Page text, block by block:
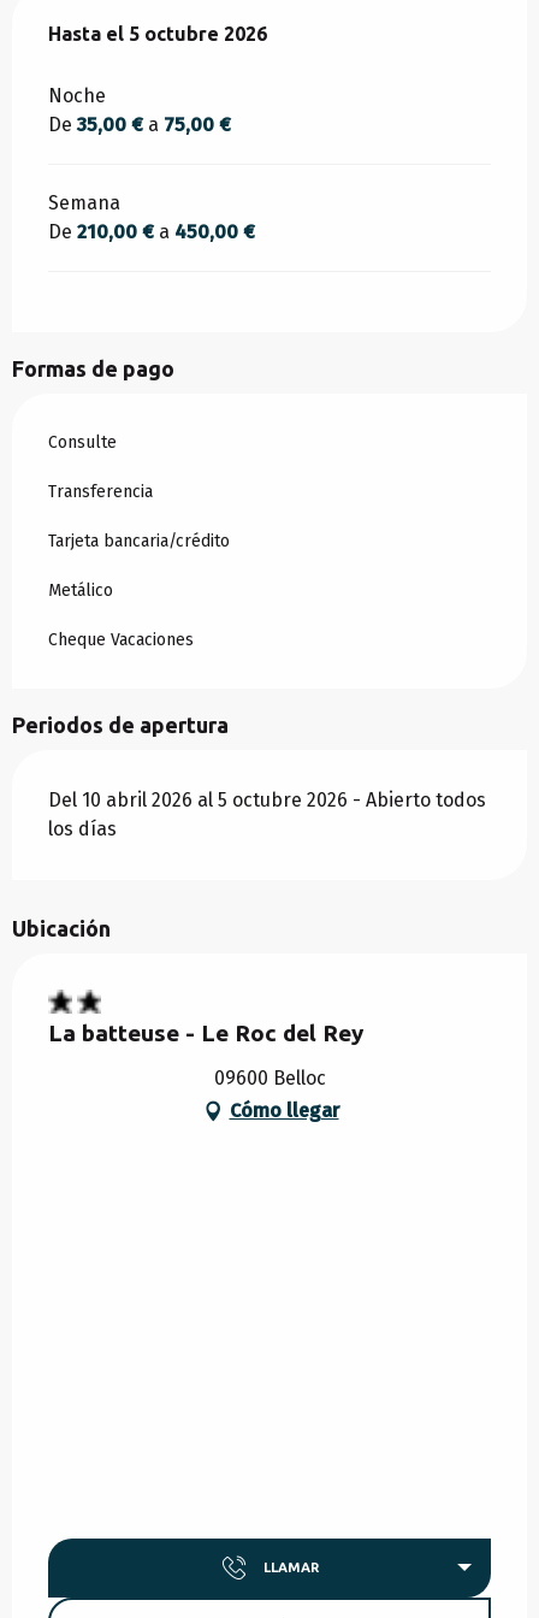
Desde 10 abril 2026hasta
Hasta el 5 octubre 2026
Noche
De35,00 €a 75,00 €
Semana
De 210,00 €a 450,00 €
Formas de pago
Consulte
Transferencia
Tarjeta bancaria/crédito
Metálico
Cheque Vacaciones
Periodos de apertura
Del 10 abril 2026 al 5 octubre 2026 - Abierto todos
los días
Ubicación
La batteuse - Le Roc del Rey
09600 Belloc
Cómo llegar
LLAMAR